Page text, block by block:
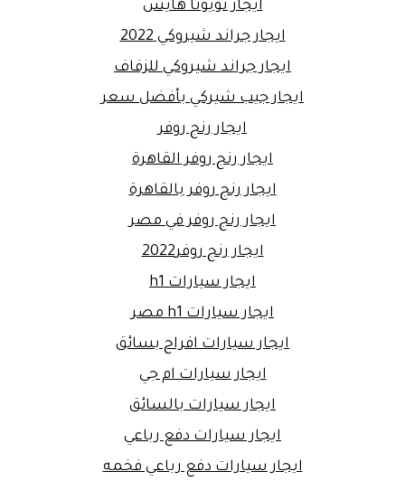
ايجار تويوتا هايس
ايجار جراند شيروكي 2022
ايجار جراند شيروكي للزفاف
ايجار جيب شيركي بأفضل سعر
ايجار رنج روفر
ايجار رنج روفر القاهرة
ايجار رنج روفر بالقاهرة
ايجار رنج روفر في مصر
ايجار رنج روفر2022
ايجار سيارات h1
ايجار سيارات h1 مصر
ايجار سيارات افراح بسائق
ايجار سيارات ام جي
ايجار سيارات بالسائق
ايجار سيارات دفع رباعي
ايجار سيارات دفع رباعي فخمه